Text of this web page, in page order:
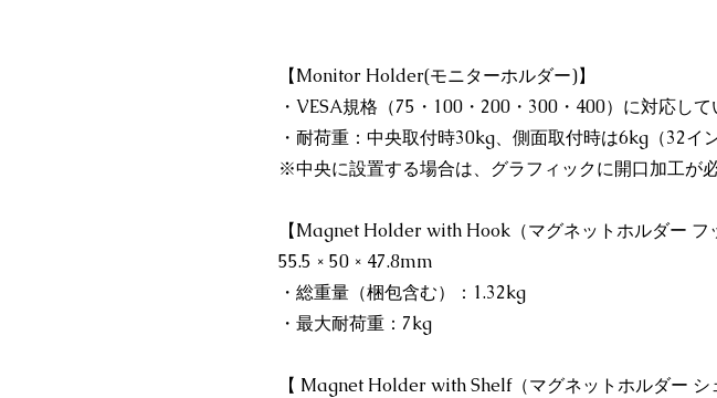
【Monitor Holder(モニターホルダー)】
・VESA規格（75・100・200・300・400）に対応して
・耐荷重：中央取付時30kg、側面取付時は6kg（32イ
※中央に設置する場合は、グラフィックに開口加工が必
【Magnet Holder with Hook（マグネットホルダー フ
55.5 × 50 × 47.8mm
・総重量（梱包含む）：1.32kg
・最大耐荷重：7kg
【 Magnet Holder with Shelf（マグネットホルダー シ